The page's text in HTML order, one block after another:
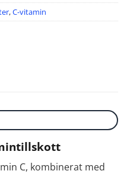
,C-vitamin
C, kombinerat med